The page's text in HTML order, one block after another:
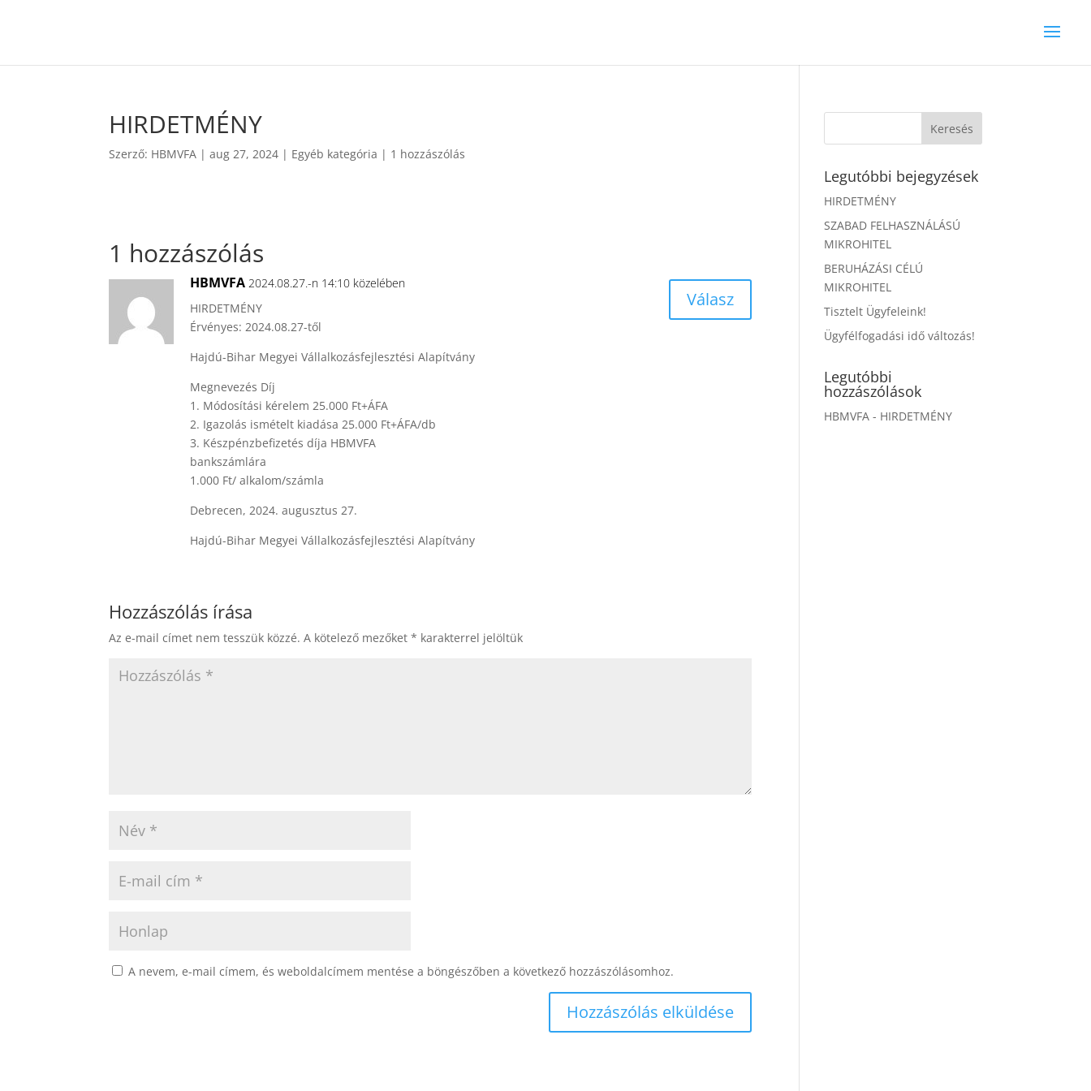
HIRDETMÉNY
Szerző: HBMVFA |aug 27, 2024 | Egyéb kategória | 1 hozzászólás
1 hozzászólás
HBMVFA 2024.08.27.-n 14:10 közelében
HIRDETMÉNY
Érvényes: 2024.08.27-től
Hajdú-Bihar Megyei Vállalkozásfejlesztési Alapítvány
Megnevezés Díj
1. Módosítási kérelem 25.000 Ft+ÁFA
2. Igazolás ismételt kiadása 25.000 Ft+ÁFA/db
3. Készpénzbefizetés díja HBMVFA
bankszámlára
1.000 Ft/ alkalom/számla
Debrecen, 2024. augusztus 27.
Hajdú-Bihar Megyei Vállalkozásfejlesztési Alapítvány
Válasz
Hozzászólás írása
Az e-mail címet nem tesszük közzé. A kötelező mezőket* karakterrel jelöltük
A nevem, e-mail címem, és weboldalcímem mentése a böngészőben a következő hozzászólásomhoz.
Legutóbbi bejegyzések
HIRDETMÉNY
SZABAD FELHASZNÁLÁSÚ
MIKROHITEL
BERUHÁZÁSI CÉLÚ
MIKROHITEL
Tisztelt Ügyfeleink!
Ügyfélfogadási idő változás!
Legutóbbi
hozzászólások
HBMVFA - HIRDETMÉNY